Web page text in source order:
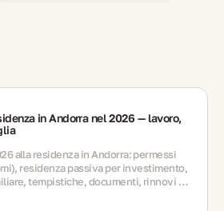
in Andorra nel 2026 — lavoro,
alla residenza in Andorra: permessi
residenza passiva per investimento,
tempistiche, documenti, rinnovi e